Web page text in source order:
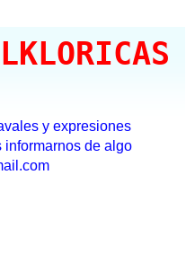
y expresiones
de algo